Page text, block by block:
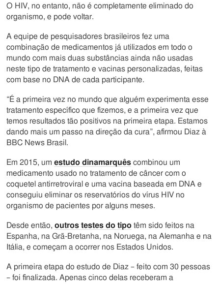
O HIV, no entanto, não é completamente eliminado do
organismo, e pode voltar.
A equipe de pesquisadores brasileiros fez uma
combinação de medicamentos já utilizados em todo o
mundo com mais duas substâncias ainda não usadas
neste tipo de tratamento e vacinas personalizadas, feitas
com base no DNA de cada participante.
“É a primeira vez no mundo que alguém experimenta esse
tratamento específico que fizemos, e a primeira vez que
temos resultados tão positivos na primeira etapa. Estamos
dando mais um passo na direção da cura”, afirmou Diaz à
BBC News Brasil.
Em 2015, um estudo dinamarquêscombinou um
medicamento usado no tratamento de câncer com o
coquetel antirretroviral e uma vacina baseada em DNA e
conseguiu eliminar os reservatórios do vírus HIV no
organismo de pacientes por alguns meses.
Desde então, outros testes do tipotêm sido feitos na
Espanha, na Grã-Bretanha, na Noruega, na Alemanha e na
Itália, e começam a ocorrer nos Estados Unidos.
A primeira etapa do estudo de Diaz – feito com 30 pessoas
– foi finalizada. Apenas cinco delas receberam a